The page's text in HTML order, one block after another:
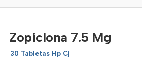
Zopiclona 7.5 Mg
30 Tabletas Hp Cj